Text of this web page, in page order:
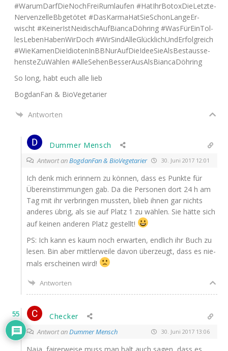
#War­um­Darf­DieNoch­FreiR­um­lau­fen #HatIhr­Bo­tox­Die­Letz­te­
Ner­ven­zel­leBb­ge­tö­tet #Das­K­ar­maHat­Sie­Schon­Lan­ge­Er­
wischt #Kei­ne­rIst­Nei­di­sch­Auf­Bi­an­ca­Döh­ring #Was­Für­Ein­Tol­
les­Le­ben­Ha­ben­Wir­Doch #Wir­S­ind­Al­le­Glück­li­chUn­d­Er­folg­reich
#Wie­Ka­men­Die­Idio­ten­InBB­Nur­Auf­Die­Ide­eSie­Als­Best­aus­se­
hens­te­Zu­Wäh­len #Alle­Se­hen­Bes­ser­Au­sAls­Bi­an­ca­Döh­ring
So long, habt euch alle lieb
Bog­d­an­Fan & BioVegetarier
Antworten
Dummer Mensch
Antwort anBogdanFan & BioVegetarier 30. Juni 2017 12:01
Ich denk mich erin­nern zu kön­nen, dass es Punk­te für
Über­ein­stim­mun­gen gab. Da die Per­so­nen dort 24 h am
Tag mit ihr ver­brin­gen muss­ten, blieb ihnen gar nichts
ande­res übrig, als sie auf Platz 1 zu wäh­len. Sie hät­te sich
auf kei­nen ande­ren Platz gestellt!
PS: Ich kann es kaum noch erwar­ten, end­lich ihr Buch zu
lesen. Bin aber mitt­ler­wei­le davon über­zeugt, dass es nie­
mals erschei­nen wird!
Antworten
Checker
Antwort anDummer Mensch 30. Juni 2017 13:06
Naja, fai­rer­wei­se muss man halt auch sagen, dass es
55